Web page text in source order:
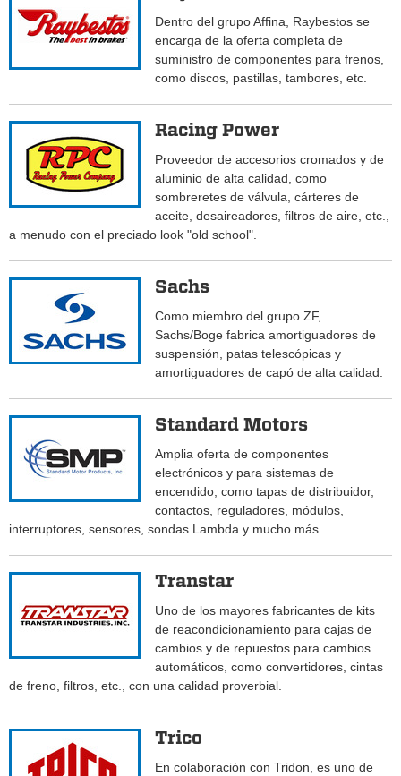
Dentro del grupo Affina, Raybestos se
encarga de la oferta completa de
suministro de componentes para frenos,
como discos, pastillas, tambores, etc.
Racing Power
Proveedor de accesorios cromados y de
aluminio de alta calidad, como
sombreretes de válvula, cárteres de
aceite, desaireadores, filtros de aire, etc.,
a menudo con el preciado look "old school".
Sachs
Como miembro del grupo ZF,
Sachs/Boge fabrica amortiguadores de
suspensión, patas telescópicas y
amortiguadores de capó de alta calidad.
Standard Motors
Amplia oferta de componentes
electrónicos y para sistemas de
encendido, como tapas de distribuidor,
contactos, reguladores, módulos,
interruptores, sensores, sondas Lambda y mucho más.
Transtar
Uno de los mayores fabricantes de kits
de reacondicionamiento para cajas de
cambios y de repuestos para cambios
automáticos, como convertidores, cintas
de freno, filtros, etc., con una calidad proverbial.
Trico
En colaboración con Tridon, es uno de